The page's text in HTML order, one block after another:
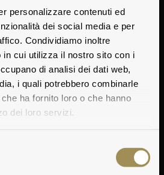
personalizzare contenuti ed
dei social media e per
Condividiamo inoltre
in cui utilizza il nostro sito con i
di analisi dei dati web,
i quali potrebbero combinarle
ha fornito loro o che hanno
dei loro servizi.